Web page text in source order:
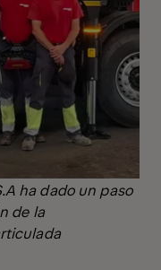
ha dado un paso
de la